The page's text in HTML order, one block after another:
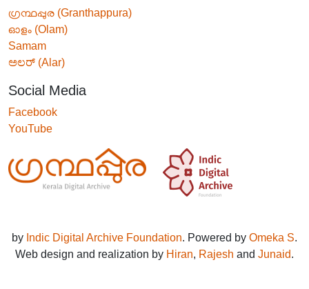
ഗ്രന്ഥപ്പുര (Granthappura)
ഓളം (Olam)
Samam
ಅಲರ್ (Alar)
Social Media
Facebook
YouTube
by Indic Digital Archive Foundation. Powered by Omeka S.
Web design and realization by Hiran, Rajesh and Junaid.